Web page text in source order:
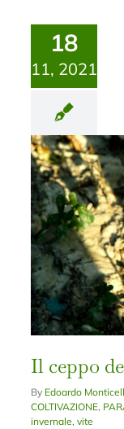
18
11, 2021
Il ceppo
By Edoardo
COLTIVAZIONE,
invernale,vite